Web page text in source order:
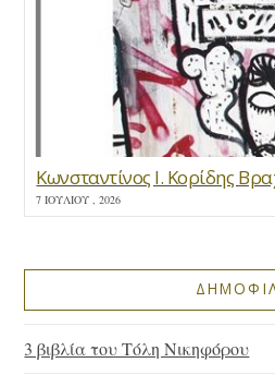
Κωνσταντίνος Ι. Κορίδης
7 ΙΟΥΛΊΟΥ , 2026
3 βιβλία του Τόλη Νικηφόρου